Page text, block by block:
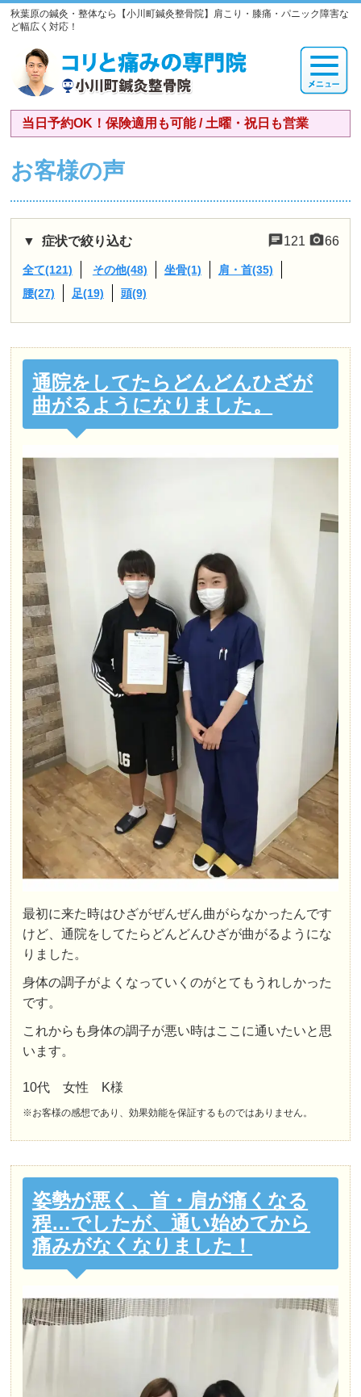
秋葉原の鍼灸・整体なら【小川町鍼灸整骨院】肩こり・膝痛・パニック障害な
ど幅広く対応！
当日予約OK！保険適用も可能 / 土曜・祝日も営業
お客様の声
121 66
症状で絞り込む
全て(121) その他(48) 坐骨(1)
肩・首(35)
腰(27)
足(19) 頭(9)
通院をしてたらどんどんひざが
曲がるようになりました。
最初に来た時はひざがぜんぜん曲がらなかったんです
けど、通院をしてたらどんどんひざが曲がるようにな
りました。
身体の調子がよくなっていくのがとてもうれしかった
です。
これからも身体の調子が悪い時はここに通いたいと思
います。
10代 女性 K様
※お客様の感想であり、効果効能を保証するものではありません。
姿勢が悪く、首・肩が痛くなる
程…でしたが、通い始めてから
痛みがなくなりました！